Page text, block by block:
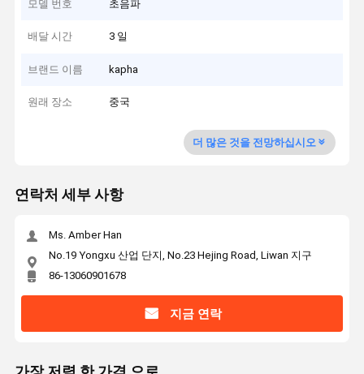
모델 번호 초음파
배달 시간 3 일
브랜드 이름 kapha
원래 장소 중국
더 많은 것을 전망하십시오
연락처 세부 사항
Ms. Amber Han
No.19 Yongxu 산업 단지, No.23 Hejing Road, Liwan 지구
86-13060901678
지금 연락